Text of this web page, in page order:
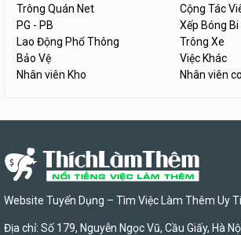
Trông Quán Net
Cộng Tác
PG - PB
Xếp Bóng Bi
Lao Động Phổ Thông
Trông Xe
Bảo Vệ
Việc Khác
Nhân viên Kho
Nhân viên
Website Tuyển Dụng – Tìm Việc Làm Thêm Uy
Địa chỉ: Số 179, Nguyễn Ngọc Vũ, Cầu Giấy, Hà